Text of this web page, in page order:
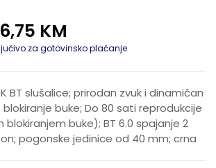
KM
za gotovinsko plaćanje
BT slušalice; prirodan zvuk i dinamičan
buke; Do 80 sati reprodukcije
blokiranjem buke); BT 6.0 spajanje 2
pogonske jedinice od 40 mm; crna